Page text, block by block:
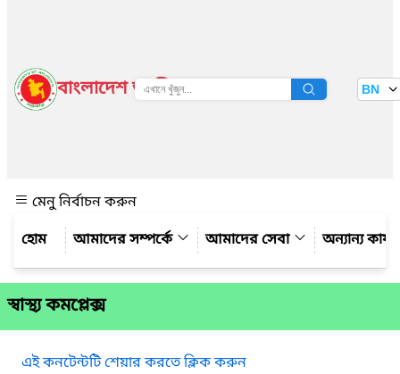
বাংলাদেশ জাতীয় তথ্য বাতায়ন BN
মেনু নির্বাচন করুন
আমাদের সম্পর্কে
আমাদের সেবা অন্যান্য
স্বাস্থ্য কমপ্লেক্স
এই কনটেন্টটি শেয়ার করতে ক্লিক করুন